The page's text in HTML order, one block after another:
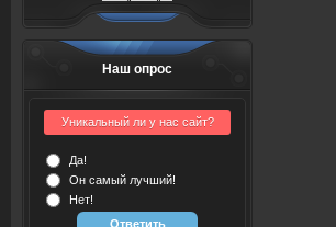
Наш опрос
Уникальный ли у нас сайт?
Да!
Он самый лучший!
Нет!